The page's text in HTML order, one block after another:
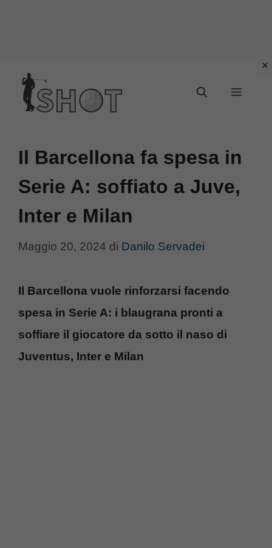
contenuto
Menu
Il Barcellona fa spesa in
Serie A: soffiato a Juve,
Inter e Milan
Maggio 20, 2024 di Danilo Servadei
Il Barcellona vuole rinforzarsi facendo
spesa in Serie A: i blaugrana pronti a
soffiare il giocatore da sotto il naso di
Juventus, Inter e Milan